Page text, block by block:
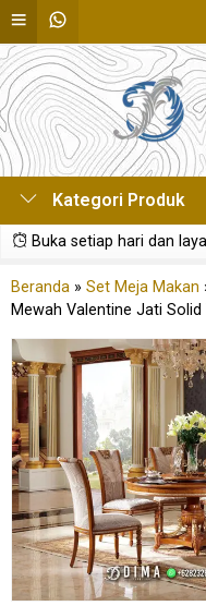
Kategori Produk
Buka setiap hari dan
Beranda » Set Meja Makan
Mewah Valentine Jati